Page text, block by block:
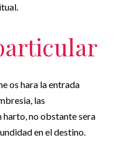
os hara la entrada
las
no obstante sera
en el destino.